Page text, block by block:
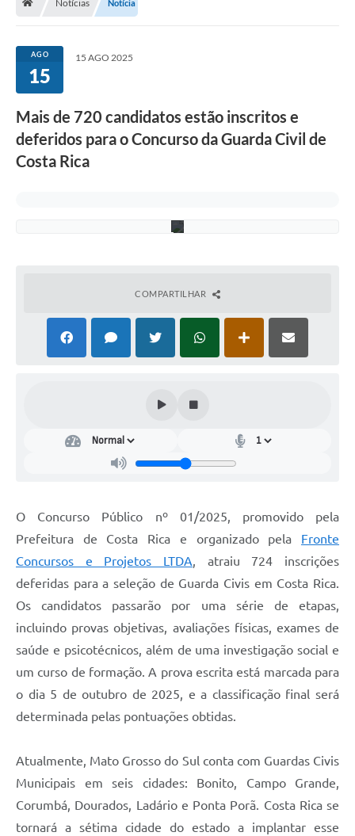
Notícias Notícia
AGO
15
15 AGO 2025
Mais de 720 candidatos estão inscritos e
deferidos para o Concurso da Guarda Civil de
Costa Rica
e
c
o
COMPARTILHAR
O Concurso Público nº 01/2025, promovido pela
Prefeitura de Costa Rica e organizado pela Fronte
Concursos e Projetos LTDA, atraiu 724 inscrições
deferidas para a seleção de Guarda Civis em Costa Rica.
Os candidatos passarão por uma série de etapas,
incluindo provas objetivas, avaliações físicas, exames de
saúde e psicotécnicos, além de uma investigação social e
um curso de formação. A prova escrita está marcada para
o dia 5 de outubro de 2025, e a classificação final será
determinada pelas pontuações obtidas.
Atualmente, Mato Grosso do Sul conta com Guardas Civis
Municipais em seis cidades: Bonito, Campo Grande,
Corumbá, Dourados, Ladário e Ponta Porã. Costa Rica se
tornará a sétima cidade do estado a implantar esse